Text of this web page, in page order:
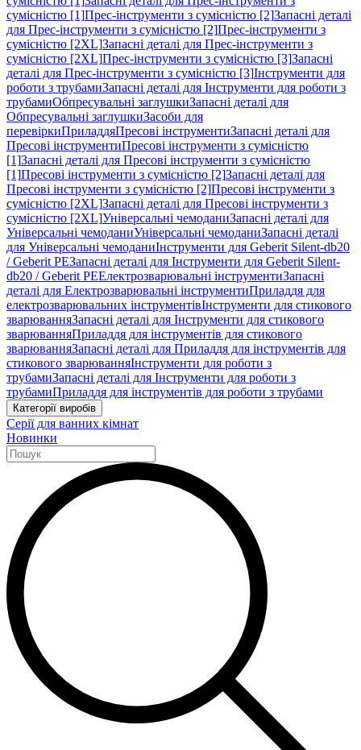
сумісністю [1]Прес-інструменти з сумісністю [2]Запасні деталі
для Прес-інструменти з сумісністю [2]Прес-інструменти з
сумісністю [2XL]Запасні деталі для Прес-інструменти з
сумісністю [2XL]Прес-інструменти з сумісністю [3]Запасні
деталі для Прес-інструменти з сумісністю [3]Інструменти для
роботи з трубамиЗапасні деталі для Інструменти для роботи з
трубамиОбпресувальні заглушкиЗапасні деталі для
Обпресувальні заглушкиЗасоби для
перевіркиПриладдяПресові інструментиЗапасні деталі для
Пресові інструментиПресові інструменти з сумісністю
[1]Запасні деталі для Пресові інструменти з сумісністю
[1]Пресові інструменти з сумісністю [2]Запасні деталі для
Пресові інструменти з сумісністю [2]Пресові інструменти з
сумісністю [2XL]Запасні деталі для Пресові інструменти з
сумісністю [2XL]Універсальні чемоданиЗапасні деталі для
Універсальні чемоданиУніверсальні чемоданиЗапасні деталі
для Універсальні чемоданиІнструменти для Geberit Silent-db20
/ Geberit PEЗапасні деталі для Інструменти для Geberit Silent-
db20 / Geberit PEЕлектрозварювальні інструментиЗапасні
деталі для Електрозварювальні інструментиПриладдя для
електрозварювальних інструментівІнструменти для стикового
зварюванняЗапасні деталі для Інструменти для стикового
зварюванняПриладдя для інструментів для стикового
зварюванняЗапасні деталі для Приладдя для інструментів для
стикового зварюванняІнструменти для роботи з
трубамиЗапасні деталі для Інструменти для роботи з
трубамиПриладдя для інструментів для роботи з трубами
Категорії виробів
Серії для ванних кімнат
Новинки